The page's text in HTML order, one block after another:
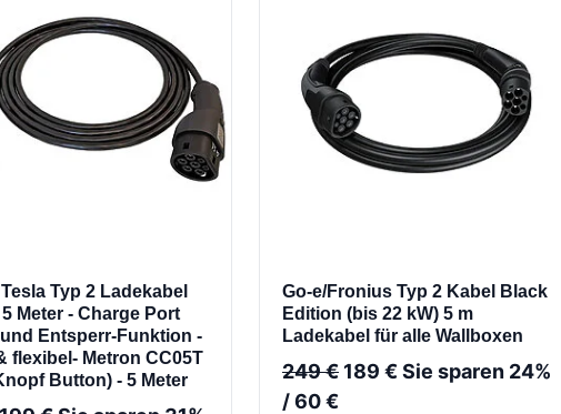
Typ 2 Ladekabel
5 Meter - Charge Port
Entsperr-Funktion -
flexibel- Metron CC05T
Button) - 5 Meter
Go-e/Fronius Typ 2 Kabel Black
Edition (bis 22 kW) 5 m
Ladekabel für alle Wallboxen
249€ 189 €Sie sparen 24%
/60€